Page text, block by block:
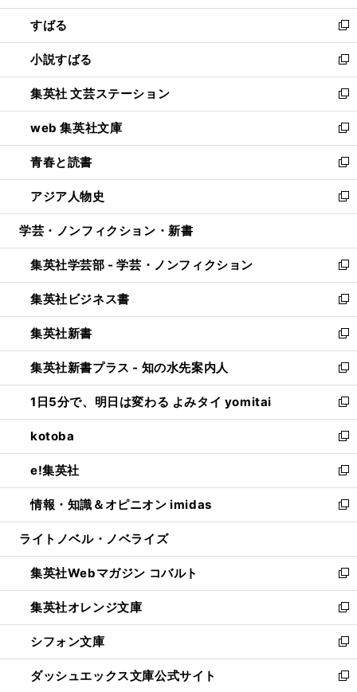
開
く
ウ
で
開
く
ン
ド
ウ
で
開
く
すばる
新
し
い
ウ
ィ
ン
ド
ウ
で
開
く
小説すばる
新
し
い
ウ
ィ
ン
ド
ウ
で
開
集英社 文芸ステーション
新
し
い
ウ
ィ
ン
ド
ウ
開
く
web 集英社文庫
新
し
い
ウ
ィ
ン
ウ
で
開
く
青春と読書
新
し
い
ウ
ン
ド
ウ
で
開
く
アジア人物史
新
し
ウ
ィ
ン
ド
ウ
で
開
く
学芸・ノンフィクション・新書
集英社学芸部 - 学芸・ノンフィクション
新
し
い
ウ
ィ
ン
ド
ウ
で
開
く
集英社ビジネス書
新
し
い
ウ
ィ
ン
ド
ウ
で
開
く
集英社新書
新
し
い
ウ
ィ
ン
ド
ウ
で
開
く
集英社新書プラス - 知の水先案内人
新
し
い
ウ
ィ
ン
ド
ウ
で
開
1日5分で、明日は変わる よみタイ yomitai
新
し
い
ウ
ィ
ン
ド
ウ
開
く
kotoba
新
し
い
ウ
ィ
ン
ウ
で
開
く
e!集英社
新
し
い
ウ
ン
ド
ウ
で
開
く
情報・知識＆オピニオン imidas
新
し
ウ
ィ
ン
ド
ウ
で
開
く
ライトノベル・ノベライズ
集英社Webマガジン コバルト
新
し
い
ウ
ィ
ン
ド
集英社オレンジ文庫
新
し
い
ウ
ィ
シフォン文庫
新
し
い
ダッシュエックス文庫公式サイト
新